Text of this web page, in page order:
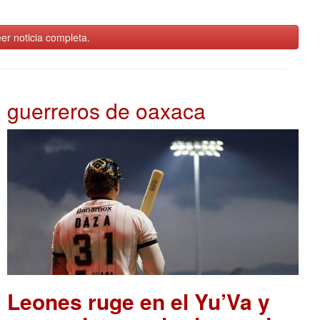
noticia completa.
guerreros de oaxaca
Leones ruge en el Yu’Va y